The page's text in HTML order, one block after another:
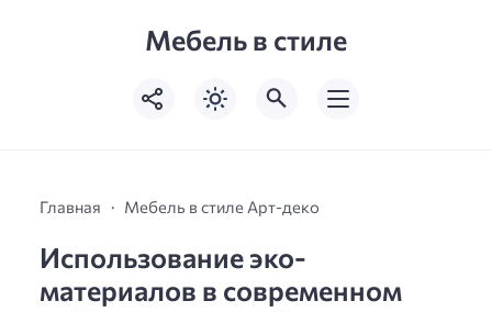
Мебель в стиле
Главная Мебель в стиле Арт-деко
Использование эко-
материалов в современном